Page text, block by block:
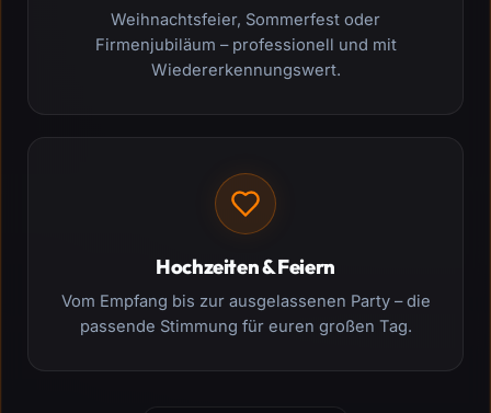
Weihnachtsfeier, Sommerfest oder
Firmenjubiläum – professionell und mit
Wiedererkennungswert.
Hochzeiten & Feiern
Vom Empfang bis zur ausgelassenen Party – die
passende Stimmung für euren großen Tag.